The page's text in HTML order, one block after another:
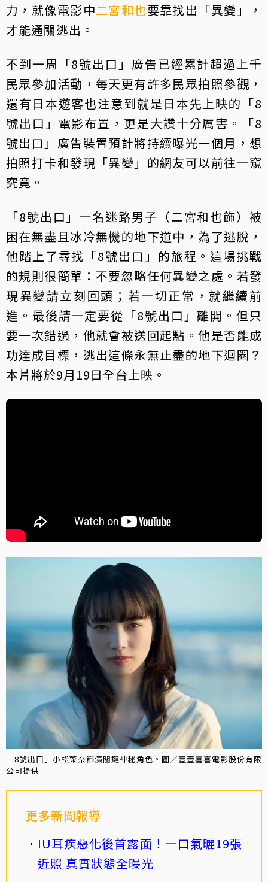
力，就像電影中二宮和也要靠找出「異變」，
才能通關逃出。
不到一周「8號出口」廣告已經累計超過上千
民眾參加活動，每天更有許多民眾拍照參觀，
還有日本遊客也注意到就是日本先上映的「8
號出口」電影布置，更是大讚十分厲害。「8
號出口」廣告裝置預計將持續曝光一個月，想
拍照打卡和發現「異變」的網友可以前往一窺
究竟。
「8號出口」一名迷路男子（二宮和也飾）被
困在無盡且冰冷無機的地下道中，為了逃脫，
他踏上了尋找「8號出口」的旅程。這場挑戰
的規則很簡單：不要忽略任何異變之處。若發
現異變請立刻回頭；若一切正常，就繼續前
進。最後請一定要從「8號出口」離開。但只
要一次錯過，他就會被送回起點。他是否能成
功達成目標，逃出這條永無止盡的地下迴圈？
本片將於9月19日全台上映。
「8號出口」小松菜奈飾演關鍵神秘角色。圖／壹壹喜喜電影股份有限
公司提供
更多新聞報導
IU耳疾惡化後首露面！一口氣曬19張
近照 真實狀態全曝光